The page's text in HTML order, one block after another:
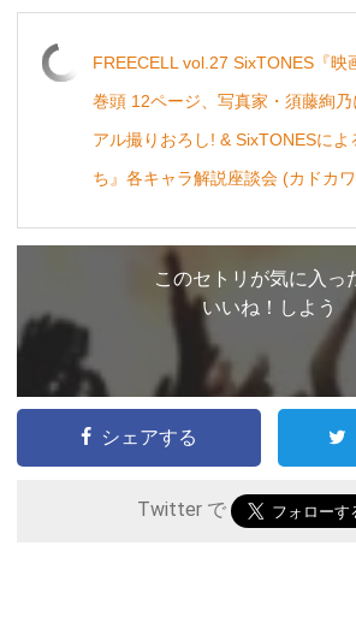
FREECELL vol.27 SixTONES『映
巻頭 12ページ、写真家・須藤絢乃
アル撮りおろし! & SixTONESによ
ち』各キャラ解説座談会 (カドカ
このセトリが気に入っ
いいね！しよう
シェアする
Twitter で